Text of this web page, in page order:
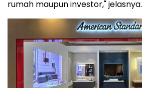
rumah maupun investor," jelasnya.